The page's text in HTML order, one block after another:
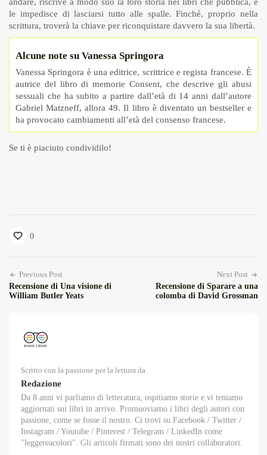
andare, riscrive a modo suo la loro storia nei libri che pubblica, e
le impedisce di lasciarsi tutto alle spalle. Finché, proprio nella
scrittura, troverà la chiave per riconquistare davvero la sua libertà.
Alcune note su Vanessa Springora
Vanessa Springora è una editrice, scrittrice e regista francese. È
autrice del libro di memorie Consent, che descrive gli abusi
sessuali che ha subito a partire dall’età di 14 anni dall’autore
Gabriel Matzneff, allora 49. Il libro è diventato un bestseller e
ha provocato cambiamenti all’età del consenso francese.
Se ti è piaciuto condividilo!
0
Previous Post
Recensione di Una visione di
William Butler Yeats
Next Post
Recensione di Sparare a una
colomba di David Grossman
Scritto con la passione per la lettura da
Redazione
Da 8 anni vi parliamo di letteratura, ospitiamo storie e vi teniamo
aggiornati sui libri in arrivo. Promuoviamo i libri degli autori con
passione, come se fosse il nostro. Ci trovi su Facebook / Twitter /
Instagram / Youtube / Pinterest / Telegram / LinkedIn come
"leggereacolori". Gli articoli firmati sono dei nostri collaboratori.